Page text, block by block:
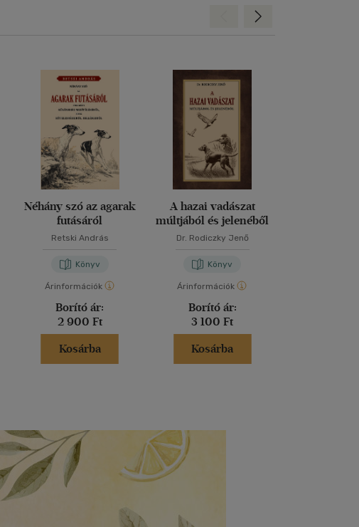
Néhány szó az agarak
futásáról
Retski András
Könyv
Árinformációk
Borító ár:
2 900 Ft
Kosárba
A hazai vadászat
múltjából és jelenéből
Dr. Rodiczky Jenő
Könyv
Árinformációk
Borító ár:
3 100 Ft
Kosárba
Előre